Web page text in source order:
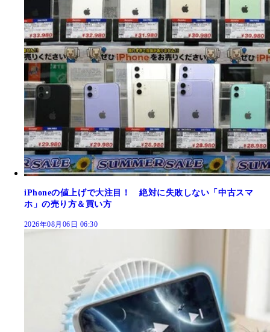
iPhoneの値上げで大注目！ 絶対に失敗しない「中古スマ
ホ」の売り方＆買い方
2026年08月06日 06:30